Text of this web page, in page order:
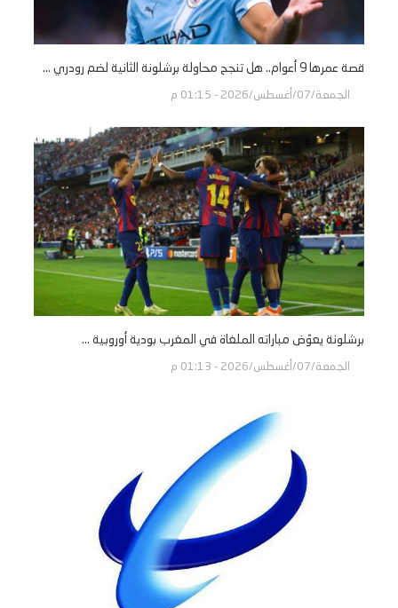
قصة عمرها 9 أعوام.. هل تنجح محاولة برشلونة الثانية لضم رودري ...
الجمعة/07/أغسطس/2026 - 01:15 م
برشلونة يعوّض مباراته الملغاة في المغرب بودية أوروبية ...
الجمعة/07/أغسطس/2026 - 01:13 م